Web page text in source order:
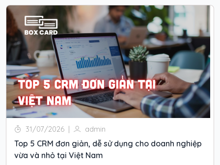
31/07/2026 | admin
Top 5 CRM đơn giản, dễ sử dụng cho doanh nghiệp
vừa và nhỏ tại Việt Nam